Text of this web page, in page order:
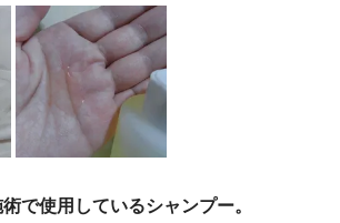
で使用しているシャンプー。